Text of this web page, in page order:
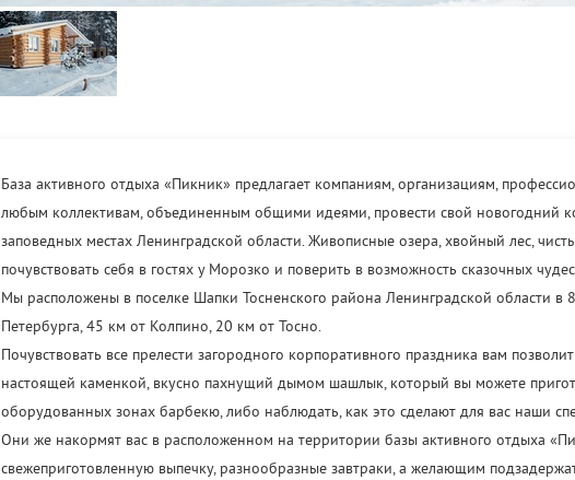
База активного отдыха «Пикник» предлагает компаниям, организациям,
любым коллективам, объединенным общими идеями, провести свой новогодний
заповедных местах Ленинградской области. Живописные озера, хвойный лес,
почувствовать себя в гостях у Морозко и поверить в возможность сказочных
Мы расположены в поселке Шапки Тосненского района Ленинградской области в
Петербурга, 45 км от Колпино, 20 км от Тосно.
Почувствовать все прелести загородного корпоративного праздника вам
настоящей каменкой, вкусно пахнущий дымом шашлык, который вы можете
оборудованных зонах барбекю, либо наблюдать, как это сделают для вас наши
Они же накормят вас в расположенном на территории базы активного отдыха
свежеприготовленную выпечку, разнообразные завтраки, а желающим